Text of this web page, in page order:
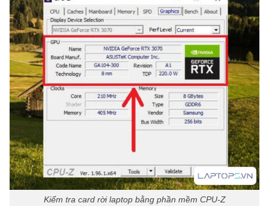
Kiểm tra card rời laptop bằng phần mềm CPU-Z